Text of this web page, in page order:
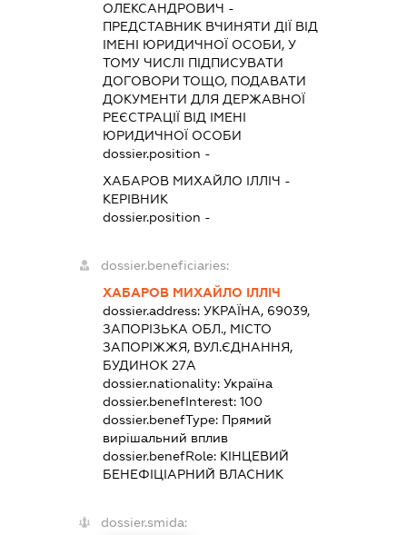
ОЛЕКСАНДРОВИЧ -
ПРЕДСТАВНИК ВЧИНЯТИ ДІЇ ВІД
ІМЕНІ ЮРИДИЧНОЇ ОСОБИ, У
ТОМУ ЧИСЛІ ПІДПИСУВАТИ
ДОГОВОРИ ТОЩО, ПОДАВАТИ
ДОКУМЕНТИ ДЛЯ ДЕРЖАВНОЇ
РЕЄСТРАЦІЇ ВІД ІМЕНІ
ЮРИДИЧНОЇ ОСОБИ
dossier.position -
ХАБАРОВ МИХАЙЛО ІЛЛІЧ -
КЕРІВНИК
dossier.position -
dossier.beneficiaries:
ХАБАРОВ МИХАЙЛО ІЛЛІЧ
dossier.address:УКРАЇНА, 69039,
ЗАПОРІЗЬКА ОБЛ., МІСТО
ЗАПОРІЖЖЯ, ВУЛ.ЄДНАННЯ,
БУДИНОК 27А
dossier.nationality:Україна
dossier.benefInterest:100
dossier.benefType: Прямий
вирішальний вплив
dossier.benefRole: КІНЦЕВИЙ
БЕНЕФІЦІАРНИЙ ВЛАСНИК
dossier.smida: